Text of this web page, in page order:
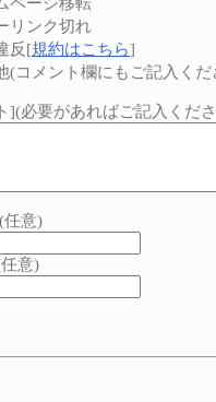
リンク切れ
反[規約はこちら]
(コメント欄にもご記入くだ
](必要があればご記入くだ
任意)
意)